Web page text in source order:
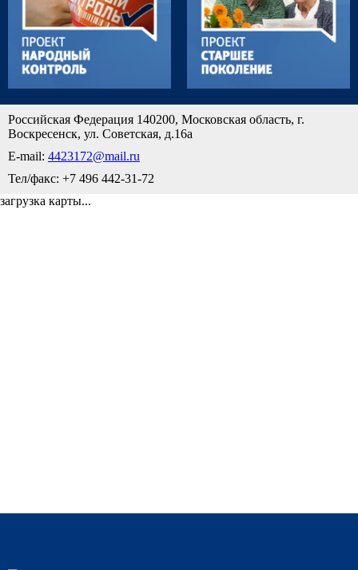
Российская Федерация 140200, Московская область, г.
Воскресенск, ул. Советская, д.16а
E-mail: 4423172@mail.ru
Тел/факс: +7 496 442-31-72
загрузка карты...